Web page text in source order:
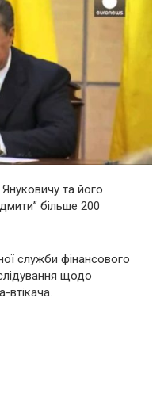
та його
більше 200
служби фінансового
щодо
втікача.